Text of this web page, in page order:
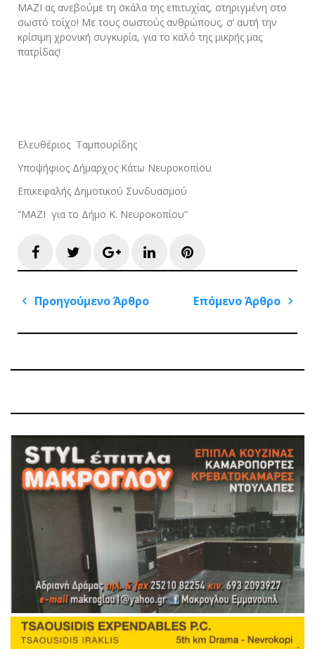
ΜΑΖΙ ας ανεβούμε τη σκάλα της επιτυχίας, στηριγμένη στο
σωστό τοίχο! Με τους σωστούς ανθρώπους, σ’ αυτή την
κρίσιμη χρονική συγκυρία, για το καλό της μικρής μας
πατρίδας!
Ελευθέριος Ταμπουρίδης
Υποψήφιος Δήμαρχος Κάτω Νευροκοπίου
Επικεφαλής Δημοτικού Συνδυασμού
“ΜΑΖΙ για το Δήμο Κ. Νευροκοπίου”
FacebookTwitterGoogle+LinkedInPinterest
Πλοήγηση
Προηγούμενο Άρθρο
Επόμενο Άρθρο